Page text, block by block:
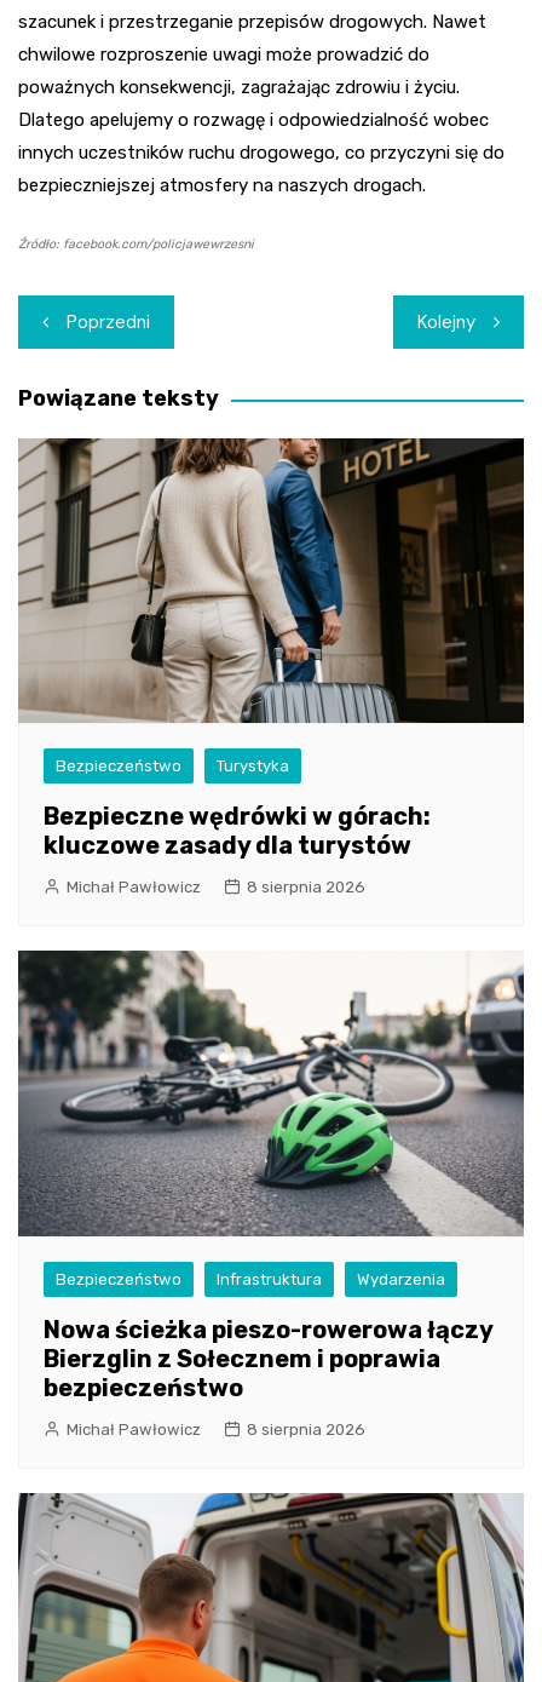
szacunek i przestrzeganie przepisów drogowych. Nawet
chwilowe rozproszenie uwagi może prowadzić do
poważnych konsekwencji, zagrażając zdrowiu i życiu.
Dlatego apelujemy o rozwagę i odpowiedzialność wobec
innych uczestników ruchu drogowego, co przyczyni się do
bezpieczniejszej atmosfery na naszych drogach.
Źródło: facebook.com/policjawewrzesni
Nawigacja
wpisu
Poprzedni Kolejny
Powiązane teksty
Bezpieczeństwo Turystyka
Bezpieczne wędrówki w górach:
kluczowe zasady dla turystów
Michał Pawłowicz 8 sierpnia 2026
Bezpieczeństwo Infrastruktura Wydarzenia
Nowa ścieżka pieszo-rowerowa łączy
Bierzglin z Sołecznem i poprawia
bezpieczeństwo
Michał Pawłowicz 8 sierpnia 2026